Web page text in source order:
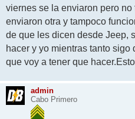
viernes se la enviaron pero
enviaron otra y tampoco
de que les dicen desde Jeep,
hacer y yo mientras tanto
que voy a tener que
admin
Cabo Primero